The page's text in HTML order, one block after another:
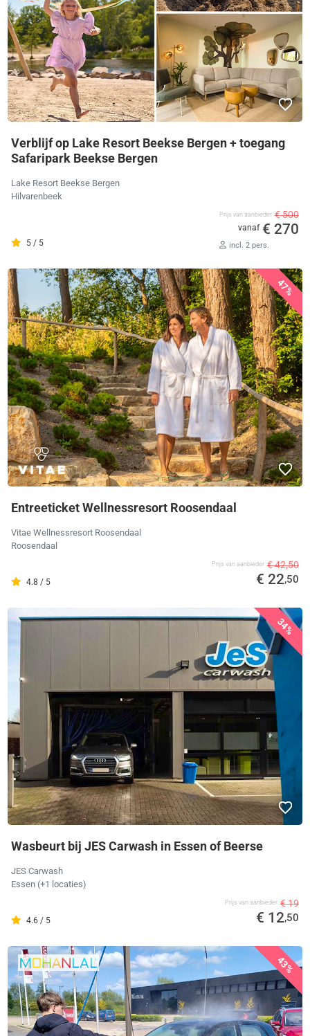
Verblijf op Lake Resort Beekse Bergen + toegang
Safaripark Beekse Bergen
Lake Resort Beekse Bergen
Hilvarenbeek
5 / 5
Prijs van aanbieder € 500
vanaf € 270
incl. 2 pers.
47%
Entreeticket Wellnessresort Roosendaal
Vitae Wellnessresort Roosendaal
Roosendaal
4.8 / 5
Prijs van aanbieder € 42,50
€ 22,50
34%
Wasbeurt bij JES Carwash in Essen of Beerse
JES Carwash
Essen (+1 locaties)
4.6 / 5
Prijs van aanbieder € 19
€ 12,50
43%